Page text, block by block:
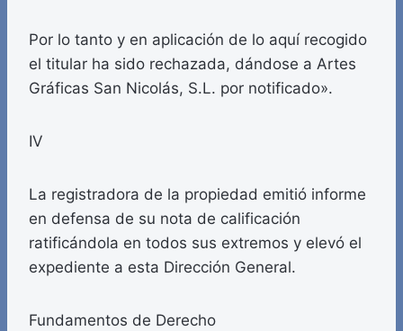
Por lo tanto y en aplicación de lo aquí recogido
el titular ha sido rechazada, dándose a Artes
Gráficas San Nicolás, S.L. por notificado».
IV
La registradora de la propiedad emitió informe
en defensa de su nota de calificación
ratificándola en todos sus extremos y elevó el
expediente a esta Dirección General.
Fundamentos de Derecho